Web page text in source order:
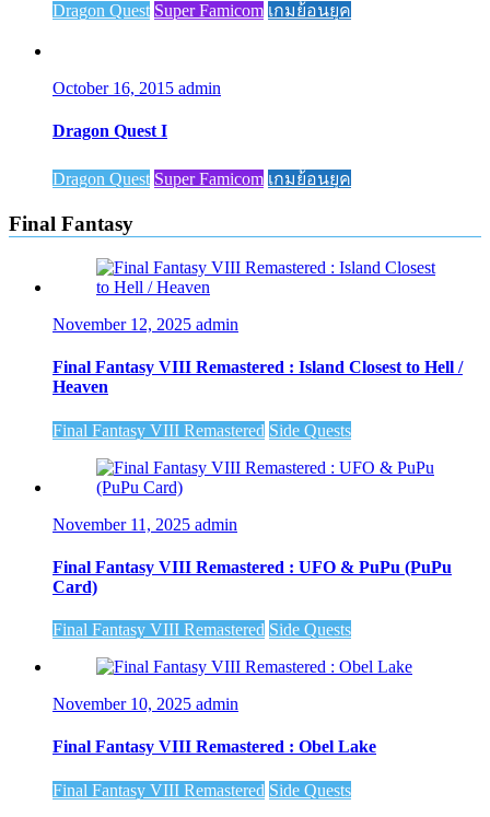
Dragon Quest Super Famicom เกมย้อนยุค
October 16, 2015 admin
Dragon Quest I
Dragon Quest Super Famicom เกมย้อนยุค
Final Fantasy
November 12, 2025 admin
Final Fantasy VIII Remastered : Island Closest to Hell /
Heaven
Final Fantasy VIII Remastered Side Quests
November 11, 2025 admin
Final Fantasy VIII Remastered : UFO & PuPu (PuPu
Card)
Final Fantasy VIII Remastered Side Quests
November 10, 2025 admin
Final Fantasy VIII Remastered : Obel Lake
Final Fantasy VIII Remastered Side Quests